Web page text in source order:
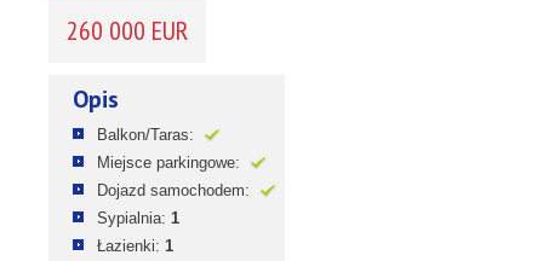
260 000 EUR
Opis
Balkon/Taras:
Miejsce parkingowe:
Dojazd samochodem:
Sypialnia: 1
Łazienki: 1